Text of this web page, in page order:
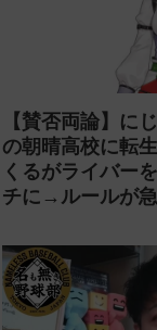
【賛否両論】に
の朝晴高校に転
くるがライバー
チに→ルールが